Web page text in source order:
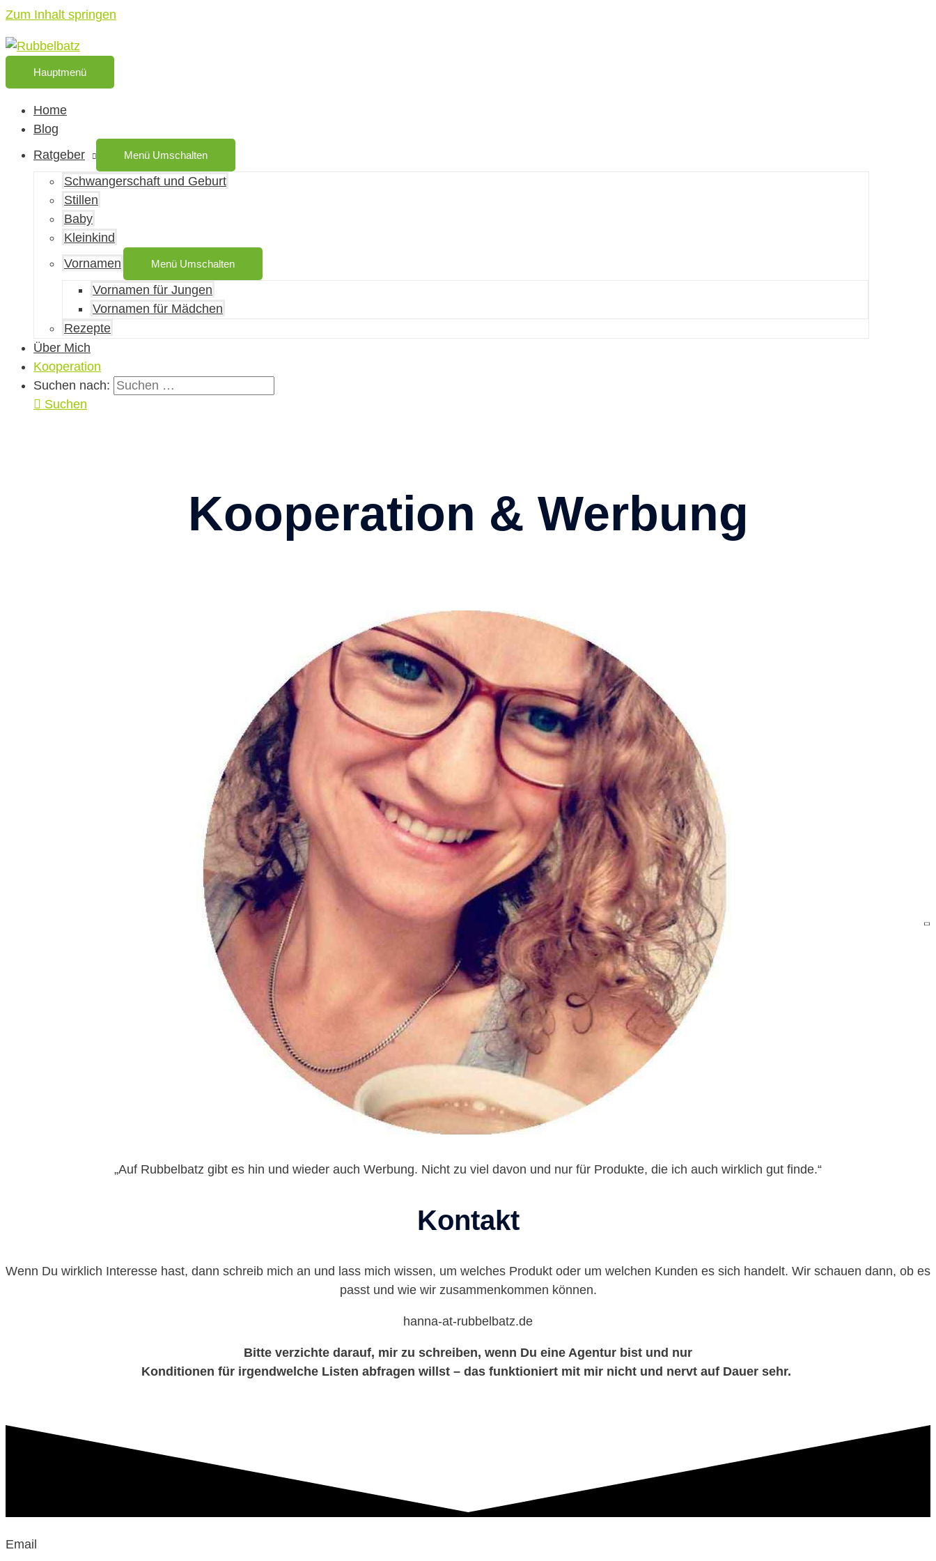
Zum Inhalt springen
Hauptmenü
Home
Blog
Ratgeber
Menü Umschalten
Schwangerschaft und Geburt
Stillen
Baby
Kleinkind
Vornamen
Menü Umschalten
Vornamen für Jungen
Vornamen für Mädchen
Rezepte
Über Mich
Kooperation
Suchen nach:
Suchen
Kooperation & Werbung
„Auf Rubbelbatz gibt es hin und wieder auch Werbung. Nicht zu viel davon und nur für Produkte, die ich auch wirklich gut finde.“
Kontakt
Wenn Du wirklich Interesse hast, dann schreib mich an und lass mich wissen, um welches Produkt oder um welchen Kunden es sich handelt. Wir schauen dann, ob es
passt und wie wir zusammenkommen können.
hanna-at-rubbelbatz.de
Bitte verzichte darauf, mir zu schreiben, wenn Du eine Agentur bist und nur
Konditionen für irgendwelche Listen abfragen willst – das funktioniert mit mir nicht und nervt auf Dauer sehr.
Email